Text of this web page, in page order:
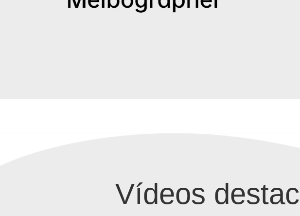
Vídeos